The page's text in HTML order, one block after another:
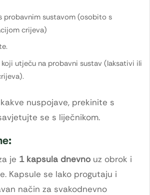
probavnim sustavom (osobito s
crijeva)
utječu na probavni sustav (laksativi ili
nuspojave, prekinite s
se s liječnikom.
je 1 kapsula dnevno uz obrok i
Kapsule se lako progutaju i
način za svakodnevno